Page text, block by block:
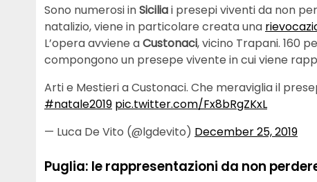
Sono numerosi inSiciliai presepi viventi da non
natalizio, viene in particolare creata una
L’opera avviene aCustonaci, vicino Trapani. 160
compongono un presepe vivente in cui viene
Arti e Mestieri a Custonaci. Che meraviglia il
#natale2019 pic.twitter.com/Fx8bRgZKxL
— Luca De Vito (@lgdevito) December 25, 2019
Puglia: le rappresentazioni da non